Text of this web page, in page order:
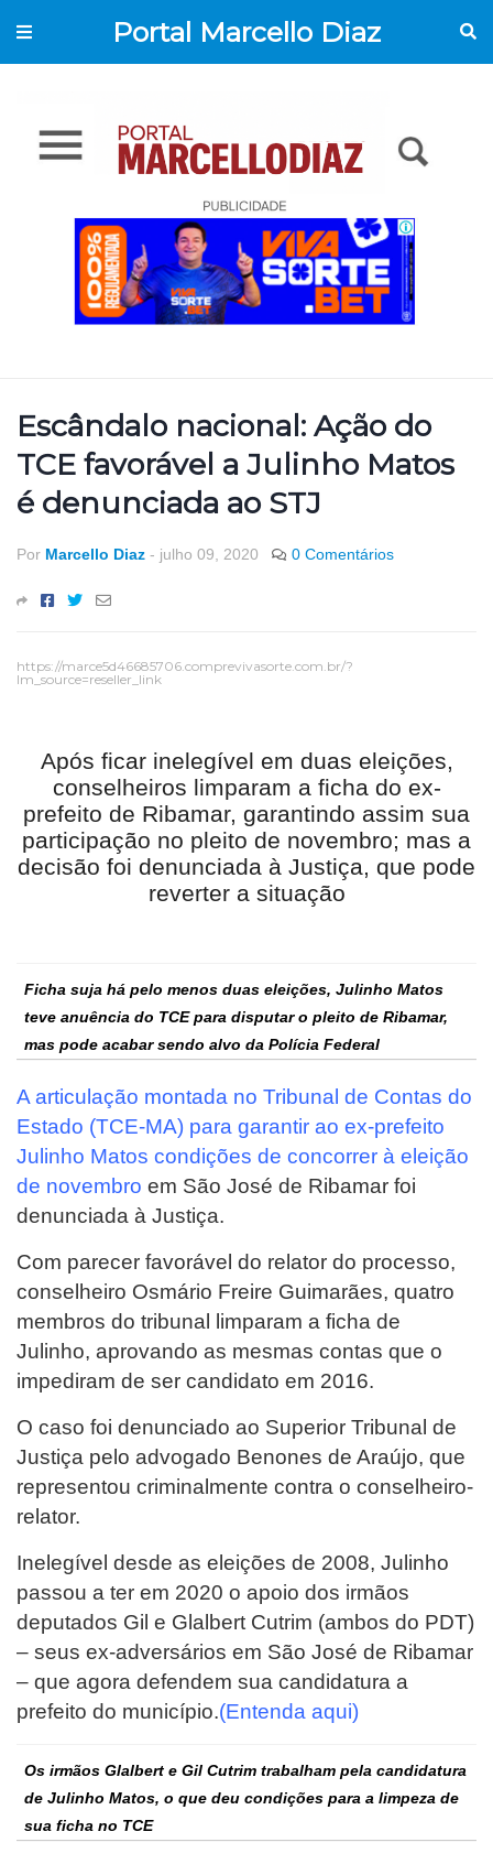
Portal Marcello Diaz
Escândalo nacional: Ação do
TCE favorável a Julinho Matos
é denunciada ao STJ
Por Marcello Diaz - julho 09, 2020 0 Comentários
https://marce5d46685706.comprevivasorte.com.br/?
lm_source=reseller_link
Após ficar inelegível em duas eleições,
conselheiros limparam a ficha do ex-
prefeito de Ribamar, garantindo assim sua
participação no pleito de novembro; mas a
decisão foi denunciada à Justiça, que pode
reverter a situação
Ficha suja há pelo menos duas eleições, Julinho Matos
teve anuência do TCE para disputar o pleito de Ribamar,
mas pode acabar sendo alvo da Polícia Federal
A articulação montada no Tribunal de Contas do
Estado (TCE-MA) para garantir ao ex-prefeito
Julinho Matos condições de concorrer à eleição
de novembro em São José de Ribamar foi
denunciada à Justiça.
Com parecer favorável do relator do processo,
conselheiro Osmário Freire Guimarães, quatro
membros do tribunal limparam a ficha de
Julinho, aprovando as mesmas contas que o
impediram de ser candidato em 2016.
O caso foi denunciado ao Superior Tribunal de
Justiça pelo advogado Benones de Araújo, que
representou criminalmente contra o conselheiro-
relator.
Inelegível desde as eleições de 2008, Julinho
passou a ter em 2020 o apoio dos irmãos
deputados Gil e Glalbert Cutrim (ambos do PDT)
– seus ex-adversários em São José de Ribamar
– que agora defendem sua candidatura a
prefeito do município.(Entenda aqui)
Os irmãos Glalbert e Gil Cutrim trabalham pela candidatura
de Julinho Matos, o que deu condições para a limpeza de
sua ficha no TCE